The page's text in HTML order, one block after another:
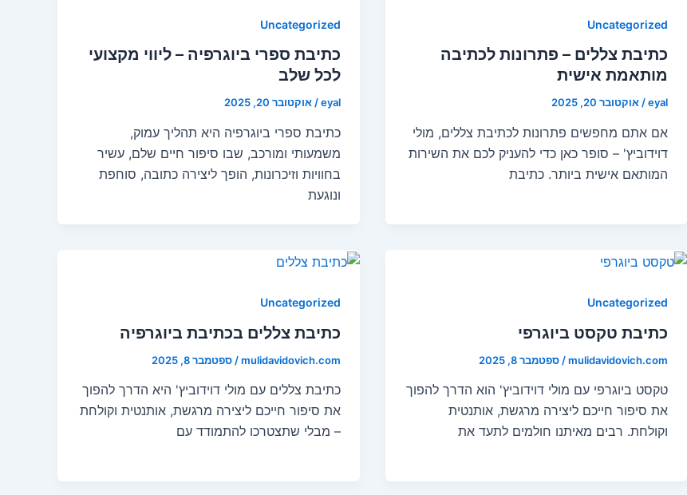
Uncategorized
כתיבת צללים – פתרונות לכתיבה
מותאמת אישית
eyal
/אוקטובר 20, 2025
אם אתם מחפשים פתרונות לכתיבת צללים, מולי
דוידוביץ' – סופר כאן כדי להעניק לכם את השירות
המותאם אישית ביותר. כתיבת
Uncategorized
כתיבת ספרי ביוגרפיה – ליווי מקצועי
לכל שלב
eyal
/אוקטובר 20, 2025
כתיבת ספרי ביוגרפיה היא תהליך עמוק,
משמעותי ומורכב, שבו סיפור חיים שלם, עשיר
בחוויות וזיכרונות, הופך ליצירה כתובה, סוחפת
ונוגעת
Uncategorized
כתיבת טקסט ביוגרפי
mulidavidovich.com
/ ספטמבר 8, 2025
טקסט ביוגרפי עם מולי דוידוביץ' הוא הדרך להפוך
את סיפור חייכם ליצירה מרגשת, אותנטית
וקולחת. רבים מאיתנו חולמים לתעד את
Uncategorized
כתיבת צללים בכתיבת ביוגרפיה
mulidavidovich.com
/ספטמבר 8, 2025
כתיבת צללים עם מולי דוידוביץ' היא הדרך להפוך
את סיפור חייכם ליצירה מרגשת, אותנטית וקולחת
– מבלי שתצטרכו להתמודד עם